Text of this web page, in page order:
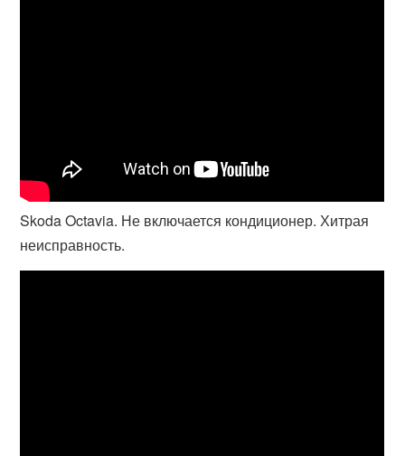
Skoda Octavia. Не включается кондиционер. Хитрая
неисправность.